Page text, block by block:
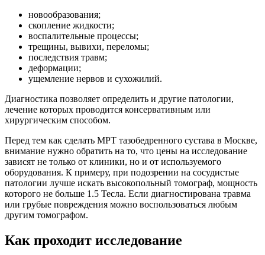
новообразования;
скопление жидкости;
воспалительные процессы;
трещины, вывихи, переломы;
последствия травм;
деформации;
ущемление нервов и сухожилий.
Диагностика позволяет определить и другие патологии,
лечение которых проводится консервативным или
хирургическим способом.
Перед тем как сделать МРТ тазобедренного сустава в Москве,
внимание нужно обратить на то, что цены на исследование
зависят не только от клиники, но и от используемого
оборудования. К примеру, при подозрении на сосудистые
патологии лучше искать высокопольный томограф, мощность
которого не больше 1.5 Тесла. Если диагностирована травма
или грубые повреждения можно воспользоваться любым
другим томографом.
Как проходит исследование